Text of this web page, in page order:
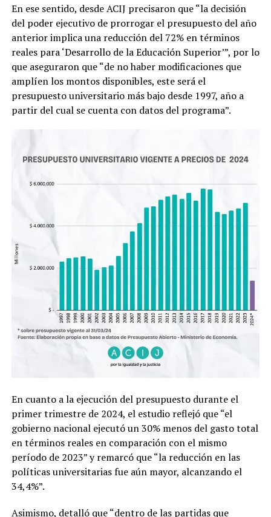
En ese sentido, desde ACIJ precisaron que “la decisión
del poder ejecutivo de prorrogar el presupuesto del año
anterior implica una reducción del 72% en términos
reales para ‘Desarrollo de la Educación Superior’”, por lo
que aseguraron que “de no haber modificaciones que
amplíen los montos disponibles, este será el
presupuesto universitario más bajo desde 1997, año a
partir del cual se cuenta con datos del programa”.
En cuanto a la ejecución del presupuesto durante el
primer trimestre de 2024, el estudio reflejó que “el
gobierno nacional ejecutó un 30% menos del gasto total
en términos reales en comparación con el mismo
período de 2023” y remarcó que “la reducción en las
políticas universitarias fue aún mayor, alcanzando el
34,4%”.
Asimismo, detalló que “dentro de las partidas que